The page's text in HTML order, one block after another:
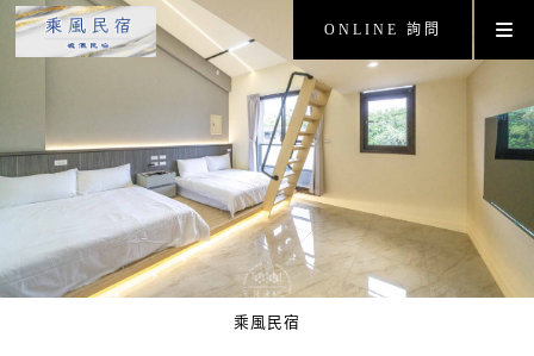
ONLINE 詢問
乘風民宿